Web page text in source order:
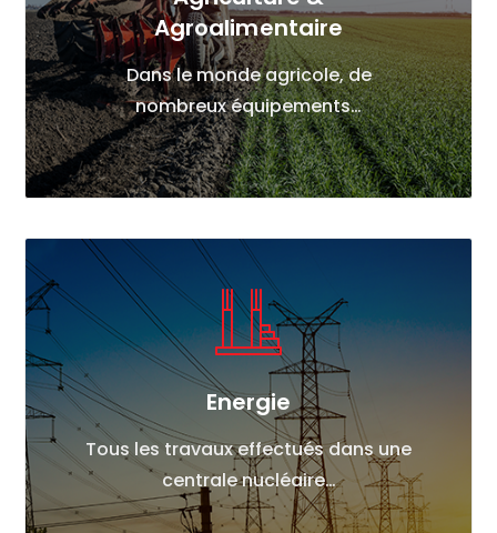
Agroalimentaire
Dans le monde agricole, de
nombreux équipements…
Energie
Tous les travaux effectués dans une
centrale nucléaire…